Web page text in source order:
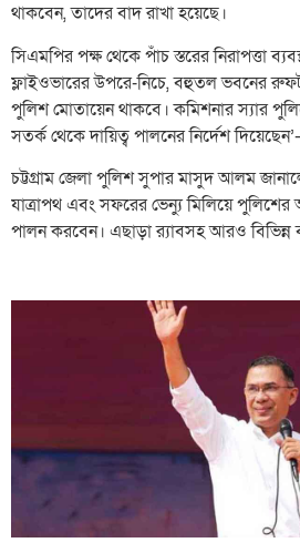
থাকবেন, তাদের বাদ রাখা হয়েছে।
সিএমপির পক্ষ থেকে পাঁচ স্তরের নিরাপত্তা
ফ্লাইওভারের উপরে-নিচে, বহুতল ভবনের
পুলিশ মোতায়েন থাকবে। কমিশনার স্যার
সতর্ক থেকে দায়িত্ব পালনের নির্দেশ
চট্টগ্রাম জেলা পুলিশ সুপার মাসুদ আলম
যাত্রাপথ এবং সফরের ভেন্যু মিলিয়ে পুলিশের
পালন করবেন। এছাড়া র‌্যাবসহ আরও বিভিন্ন